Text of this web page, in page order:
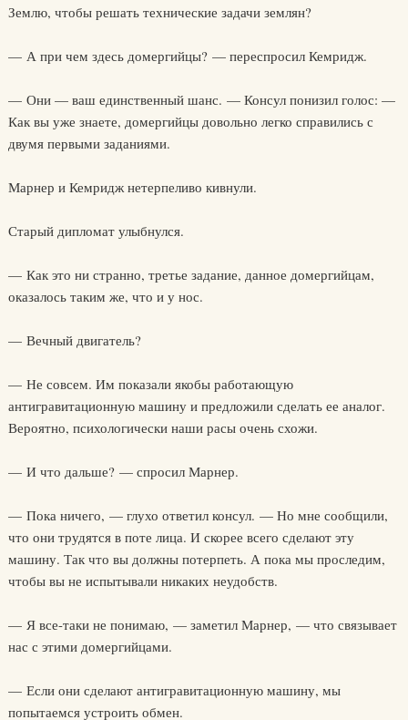
Землю, чтобы решать технические задачи землян?
— А при чем здесь домергийцы? — переспросил Кемридж.
— Они — ваш единственный шанс. — Консул понизил голос: —
Как вы уже знаете, домергийцы довольно легко справились с
двумя первыми заданиями.
Марнер и Кемридж нетерпеливо кивнули.
Старый дипломат улыбнулся.
— Как это ни странно, третье задание, данное домергийцам,
оказалось таким же, что и у нос.
— Вечный двигатель?
— Не совсем. Им показали якобы работающую
антигравитационную машину и предложили сделать ее аналог.
Вероятно, психологически наши расы очень схожи.
— И что дальше? — спросил Марнер.
— Пока ничего, — глухо ответил консул. — Но мне сообщили,
что они трудятся в поте лица. И скорее всего сделают эту
машину. Так что вы должны потерпеть. А пока мы проследим,
чтобы вы не испытывали никаких неудобств.
— Я все-таки не понимаю, — заметил Марнер, — что связывает
нас с этими домергийцами.
— Если они сделают антигравитационную машину, мы
попытаемся устроить обмен.